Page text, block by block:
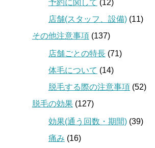
予約に関して (12)
店舗(スタッフ、設備) (11)
その他注意事項 (137)
店舗ごとの特長 (71)
体毛について (14)
脱毛する際の注意事項 (52)
脱毛の効果 (127)
効果(通う回数・期間) (39)
痛み (16)